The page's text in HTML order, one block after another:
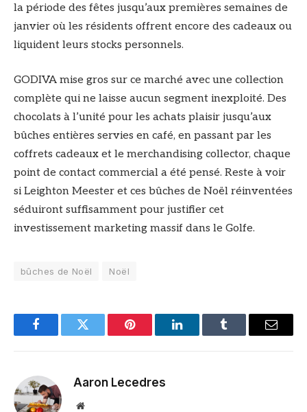
la période des fêtes jusqu’aux premières semaines de
janvier où les résidents offrent encore des cadeaux ou
liquident leurs stocks personnels.
GODIVA mise gros sur ce marché avec une collection
complète qui ne laisse aucun segment inexploité. Des
chocolats à l’unité pour les achats plaisir jusqu’aux
bûches entières servies en café, en passant par les
coffrets cadeaux et le merchandising collector, chaque
point de contact commercial a été pensé. Reste à voir
si Leighton Meester et ces bûches de Noël réinventées
séduiront suffisamment pour justifier cet
investissement marketing massif dans le Golfe.
bûches de Noël Noël
FacebookTwitter Pinterest LinkedInTumblr Email
Aaron Lecedres
Site